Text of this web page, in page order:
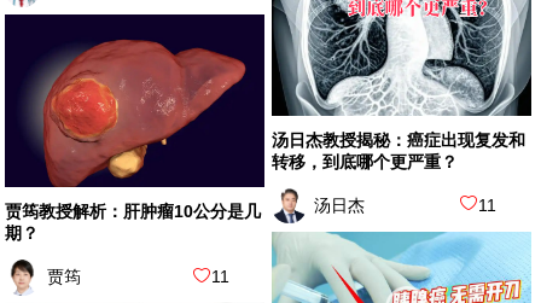
汤日杰教授揭秘：癌症出现复发和
转移，到底哪个更严重？
汤日杰 11
贾筠教授解析：肝肿瘤10公分是几
期？
贾筠 11